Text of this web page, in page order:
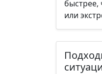
или